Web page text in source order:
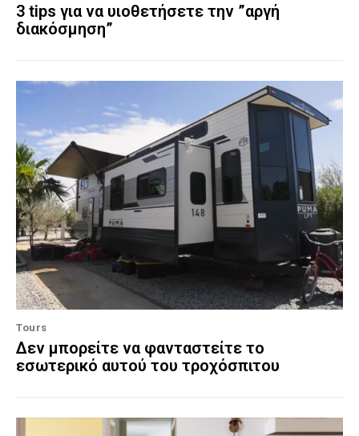
3 tips για να υιοθετήσετε την ”αργή
διακόσμηση”
Tours
Δεν μπορείτε να φανταστείτε το
εσωτερικό αυτού του τροχόσπιτου